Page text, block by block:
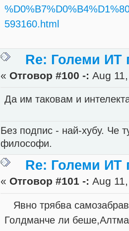
593160.html
Re: Големи ИТ
« Отговор #100 -: Aug
Да им таковам и
Без подпис - най-хубу. Че
философи.
Re: Големи ИТ
« Отговор #101 -: Aug
Явно трябва
Голдманче ли